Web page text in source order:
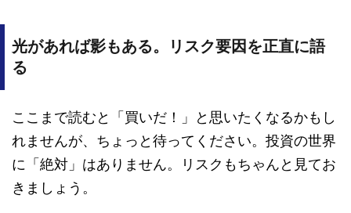
光があれば影もある。リスク要因を正直に語
る
ここまで読むと「買いだ！」と思いたくなるかもし
れませんが、ちょっと待ってください。投資の世界
に「絶対」はありません。リスクもちゃんと見てお
きましょう。